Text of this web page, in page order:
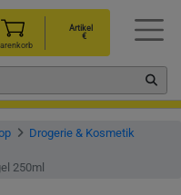
Artikel
€
Drogerie & Kosmetik
250ml